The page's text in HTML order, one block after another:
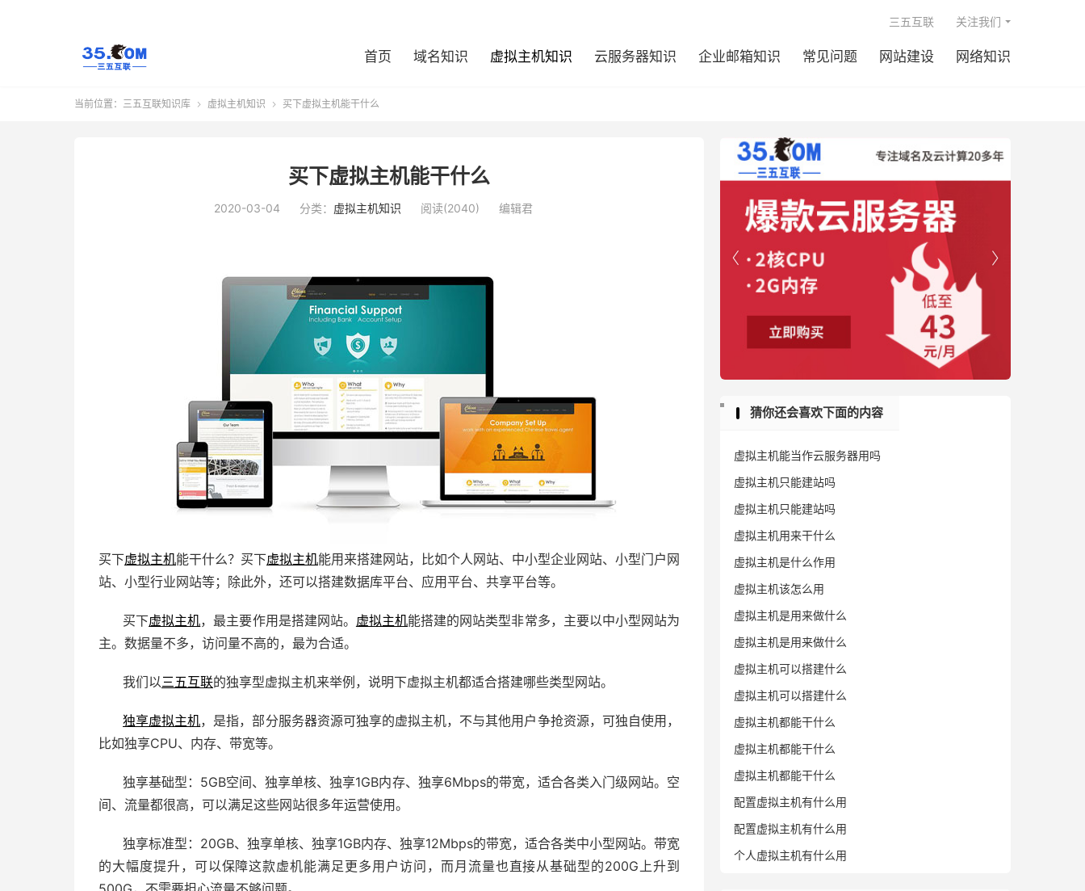
首页 域名知识 虚拟主机知识 云服务器知识 企业邮箱知识 常见问题 网站建设 网络知识
三五互联 关注我们
当前位置： 三五互联知识库  虚拟主机知识  买下虚拟主机能干什么
买下虚拟主机能干什么
2020-03-04 分类： 虚拟主机知识 阅读(2040) 编辑君
买下虚拟主机能干什么？买下虚拟主机能用来搭建网站，比如个人网站、中小型企业网站、小型门户网
站、小型行业网站等；除此外，还可以搭建数据库平台、应用平台、共享平台等。
买下虚拟主机，最主要作用是搭建网站。 虚拟主机能搭建的网站类型非常多，主要以中小型网站为
主。数据量不多，访问量不高的，最为合适。
我们以三五互联的独享型虚拟主机来举例，说明下虚拟主机都适合搭建哪些类型网站。
独享虚拟主机，是指，部分服务器资源可独享的虚拟主机，不与其他用户争抢资源，可独自使用，
比如独享CPU、内存、带宽等。
独享基础型：5GB空间、独享单核、独享1GB内存、独享6Mbps的带宽，适合各类入门级网站。空
间、流量都很高，可以满足这些网站很多年运营使用。
独享标准型：20GB、独享单核、独享1GB内存、独享12Mbps的带宽，适合各类中小型网站。带宽
的大幅度提升，可以保障这款虚机能满足更多用户访问，而月流量也直接从基础型的200G上升到


猜你还会喜欢下面的内容
虚拟主机能当作云服务器用吗
虚拟主机只能建站吗
虚拟主机只能建站吗
虚拟主机用来干什么
虚拟主机是什么作用
虚拟主机该怎么用
虚拟主机是用来做什么
虚拟主机是用来做什么
虚拟主机可以搭建什么
虚拟主机可以搭建什么
虚拟主机都能干什么
虚拟主机都能干什么
虚拟主机都能干什么
配置虚拟主机有什么用
配置虚拟主机有什么用
个人虚拟主机有什么用